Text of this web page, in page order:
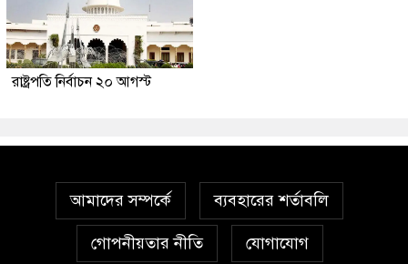
রাষ্ট্রপতি নির্বাচন ২০ আগস্ট
আমাদের সম্পর্কে ব্যবহারের শর্তাবলি
গোপনীয়তার নীতি যোগাযোগ